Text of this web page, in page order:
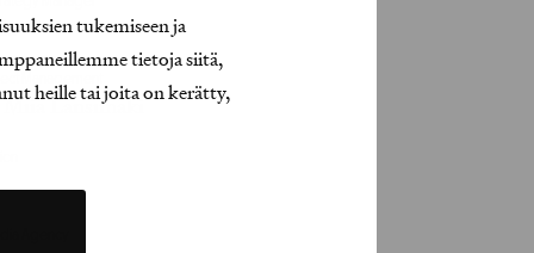
tukemiseen ja
tietoja siitä,
heille tai joita on kerätty,
Länsimäki
Agency